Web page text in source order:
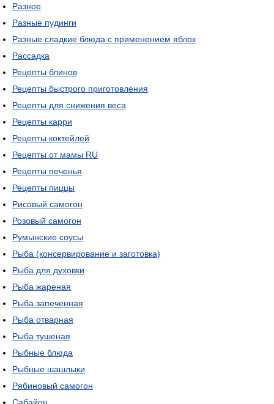
Разное
Разные пудинги
Разные сладкие блюда с применением яблок
Рассадка
Рецепты блинов
Рецепты быстрого приготовления
Рецепты для снижения веса
Рецепты карри
Рецепты коктейлей
Рецепты от мамы RU
Рецепты печенья
Рецепты пиццы
Рисовый самогон
Розовый самогон
Румынские соусы
Рыба (консервирование и заготовка)
Рыба для духовки
Рыба жареная
Рыба запеченная
Рыба отварная
Рыба тушеная
Рыбные блюда
Рыбные шашлыки
Рябиновый самогон